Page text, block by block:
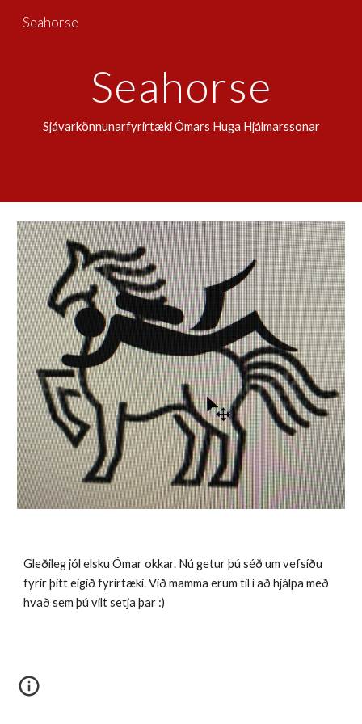
Skip to main content
Seahorse
Seahorse
Sjávarkönnunarfyrirtæki Ómars Huga Hjálmarssonar
Gleðileg jól elsku Ómar okkar. Nú getur þú séð um vefsíðu
fyrir þitt eigið fyrirtæki. Við mamma erum til í að hjálpa með
hvað sem þú vilt setja þar :)